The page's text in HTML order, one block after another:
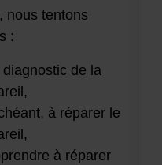
nous tentons
:
de la
à réparer le
à réparer